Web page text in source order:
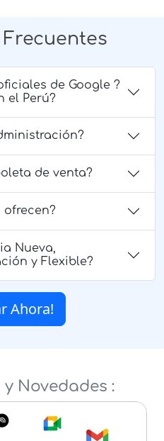
de Google ?
el Perú?
de venta?
ofrecen?
Nueva,
y Flexible?
Ahora!
Novedades :